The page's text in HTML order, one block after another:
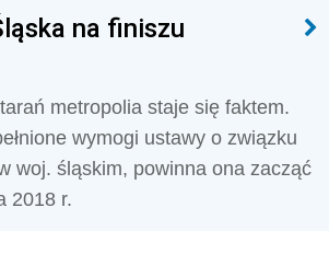
na finiszu
metropolia staje się faktem.
wymogi ustawy o związku
woj. śląskim, powinna ona zacząć
2018 r.